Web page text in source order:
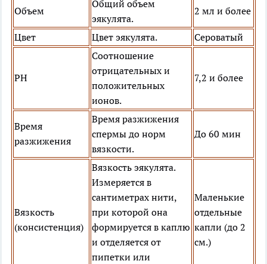
Объем
Общий объем
эякулята.
2 мл и более
Цвет Цвет эякулята. Сероватый
PH
Соотношение
отрицательных и
положительных
ионов.
7,2 и более
Время
разжижения
Время разжижения
спермы до норм
вязкости.
До 60 мин
Вязкость
(консистенция)
Вязкость эякулята.
Измеряется в
сантиметрах нити,
при которой она
формируется в каплю
и отделяется от
пипетки или
Маленькие
отдельные
капли (до 2
см.)